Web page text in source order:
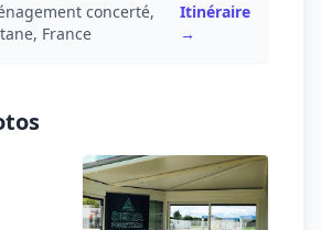
concerté,
France
Itinéraire
→